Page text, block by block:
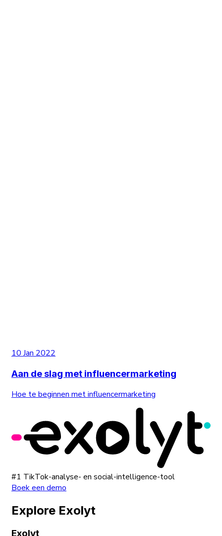
10 Jan 2022
Aan de slag met influencermarketing
Hoe te beginnen met influencermarketing
#1 TikTok-analyse- en social-intelligence-tool
Boek een demo
Explore Exolyt
Exolyt